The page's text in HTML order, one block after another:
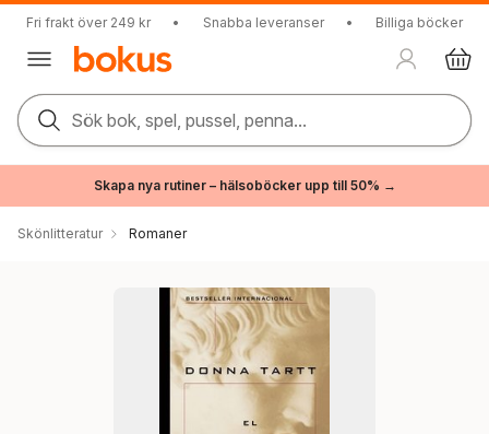
Fri frakt över 249 kr • Snabba leveranser • Billiga böcker
Sök bok, spel, pussel, penna...
Skapa nya rutiner – hälsoböcker upp till 50% →
Skönlitteratur Romaner